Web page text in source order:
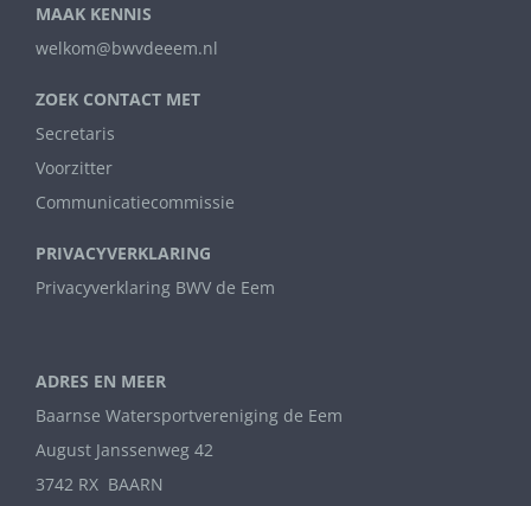
MAAK KENNIS
welkom@bwvdeeem.nl
ZOEK CONTACT MET
Secretaris
Voorzitter
Communicatiecommissie
PRIVACYVERKLARING
Privacyverklaring BWV de Eem
ADRES EN MEER
Baarnse Watersportvereniging de Eem
August Janssenweg 42
3742 RX BAARN